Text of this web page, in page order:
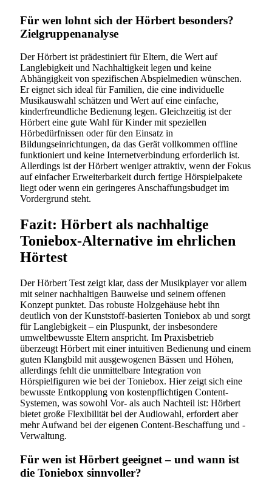
Für wen lohnt sich der Hörbert besonders?
Zielgruppenanalyse
Der Hörbert ist prädestiniert für Eltern, die Wert auf
Langlebigkeit und Nachhaltigkeit legen und keine
Abhängigkeit von spezifischen Abspielmedien wünschen.
Er eignet sich ideal für Familien, die eine individuelle
Musikauswahl schätzen und Wert auf eine einfache,
kinderfreundliche Bedienung legen. Gleichzeitig ist der
Hörbert eine gute Wahl für Kinder mit speziellen
Hörbedürfnissen oder für den Einsatz in
Bildungseinrichtungen, da das Gerät vollkommen offline
funktioniert und keine Internetverbindung erforderlich ist.
Allerdings ist der Hörbert weniger attraktiv, wenn der Fokus
auf einfacher Erweiterbarkeit durch fertige Hörspielpakete
liegt oder wenn ein geringeres Anschaffungsbudget im
Vordergrund steht.
Fazit: Hörbert als nachhaltige
Toniebox-Alternative im ehrlichen
Hörtest
Der Hörbert Test zeigt klar, dass der Musikplayer vor allem
mit seiner nachhaltigen Bauweise und seinem offenen
Konzept punktet. Das robuste Holzgehäuse hebt ihn
deutlich von der Kunststoff-basierten Toniebox ab und sorgt
für Langlebigkeit – ein Pluspunkt, der insbesondere
umweltbewusste Eltern anspricht. Im Praxisbetrieb
überzeugt Hörbert mit einer intuitiven Bedienung und einem
guten Klangbild mit ausgewogenen Bässen und Höhen,
allerdings fehlt die unmittelbare Integration von
Hörspielfiguren wie bei der Toniebox. Hier zeigt sich eine
bewusste Entkopplung von kostenpflichtigen Content-
Systemen, was sowohl Vor- als auch Nachteil ist: Hörbert
bietet große Flexibilität bei der Audiowahl, erfordert aber
mehr Aufwand bei der eigenen Content-Beschaffung und -
Verwaltung.
Für wen ist Hörbert geeignet – und wann ist
die Toniebox sinnvoller?